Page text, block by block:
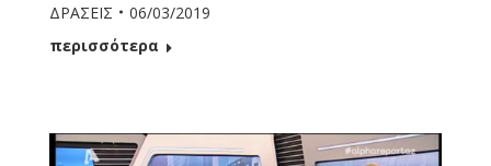
ΔΡΑΣΕΙΣ
06/03/2019
περισσότερα